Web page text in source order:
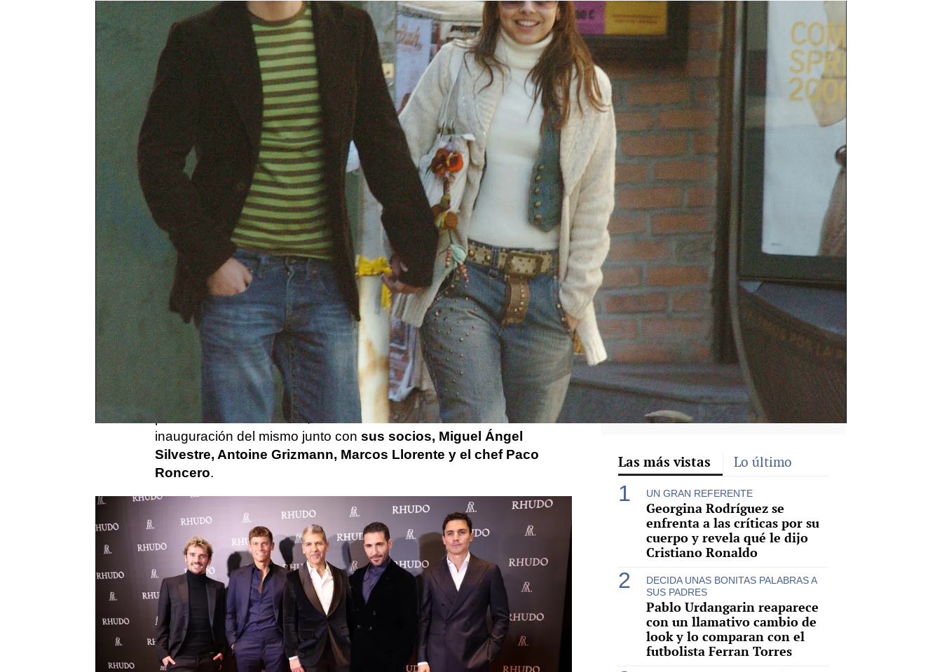
Así se ha enterado Álex González de la ruptura de su exnovia Chenoa con Miguel Sánchez Encinas
Europa Press
Publicado: 30 de enero de 2024, 11:47 WhatsappFacebook
X Flipboard
Intérprete, influencer y ahora también empresario en el mundo de la
restauración.
Álex González está imparable y no deja de
sorprendernos con sus numerosas facetas en las que convierte en
oro todo lo que toca. Este nuevo negocio no es otro queRhudo,
está llamado a ser el local de moda en la noche madrileña y como no
podía ser de otra manera, el actor ha sido uno de los anfitriones en la
inauguración del mismo junto con sus socios, Miguel Ángel
Silvestre, Antoine Grizmann, Marcos Llorente y el chef Paco
Roncero.
Las más vistas Lo último
UN GRAN REFERENTE
Georgina Rodríguez se
enfrenta a las críticas por su
cuerpo y revela qué le dijo
Cristiano Ronaldo
DECIDA UNAS BONITAS PALABRAS A
SUS PADRES
Pablo Urdangarin reaparece
con un llamativo cambio de
look y lo comparan con el
futbolista Ferran Torres